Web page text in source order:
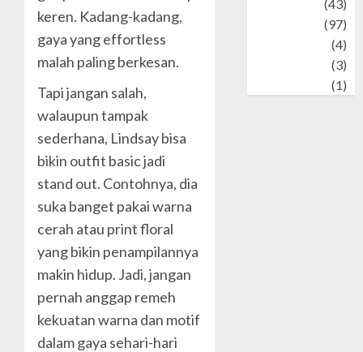
keren. Kadang-kadang,
gaya yang effortless
malah paling berkesan.
Tapi jangan salah,
walaupun tampak
sederhana, Lindsay bisa
bikin outfit basic jadi
stand out. Contohnya, dia
suka banget pakai warna
cerah atau print floral
yang bikin penampilannya
makin hidup. Jadi, jangan
pernah anggap remeh
kekuatan warna dan motif
dalam gaya sehari-hari
(43)
(97)
(4)
(3)
(1)